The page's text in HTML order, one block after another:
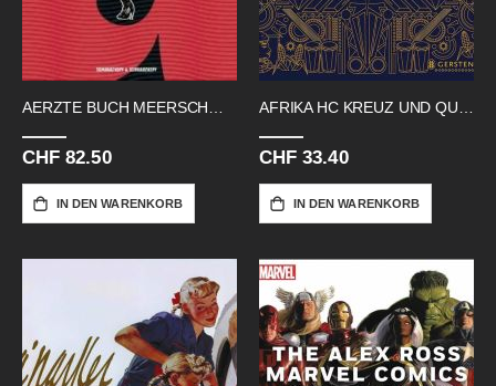
CHF 82.50
IN DEN WARENKORB
CHF 33.40
IN DEN WARENKORB